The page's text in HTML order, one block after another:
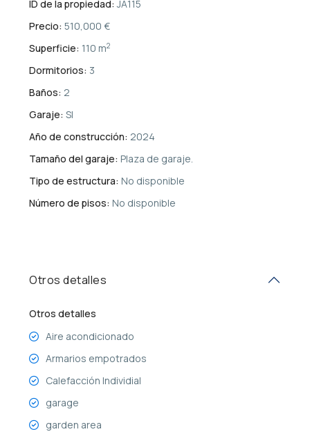
ID de la propiedad: JA115
Precio: 510,000 €
Superficie: 110 m2
Dormitorios: 3
Baños: 2
Garaje: SI
Año de construcción: 2024
Tamaño del garaje: Plaza de garaje.
Tipo de estructura: No disponible
Número de pisos: No disponible
Otros detalles
Otros detalles
Aire acondicionado
Armarios empotrados
Calefacción Individial
garage
garden area